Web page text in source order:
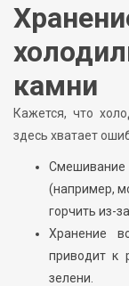
камни
Кажется, что
здесь хватает
(например,
горчить из-
Хранение
приводит к
зелени.